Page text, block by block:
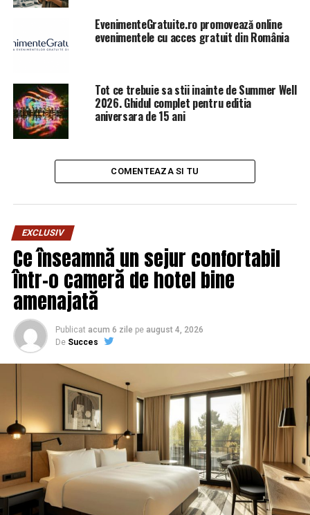
de diferite bănci de renume din ţările dumneavoastră!
scrie, pe Facebook, Pleşoianu. (Frone A.).
ARTICOLE PE ACEIASI TEMA: PRIMA
URMATORUL
O fi cerut, oare, ambasadorul american sa se vada cu
Comisarul de Prahova
EvenimenteGratuite.ro promovează online
evenimentele cu acces gratuit din România
Tot ce trebuie sa stii inainte de Summer Well
2026. Ghidul complet pentru editia
aniversara de 15 ani
COMENTEAZA SI TU
EXCLUSIV
Ce înseamnă un sejur confortabil
într-o cameră de hotel bine
amenajată
Publicat acum 6 zile pe august 4, 2026
De Succes